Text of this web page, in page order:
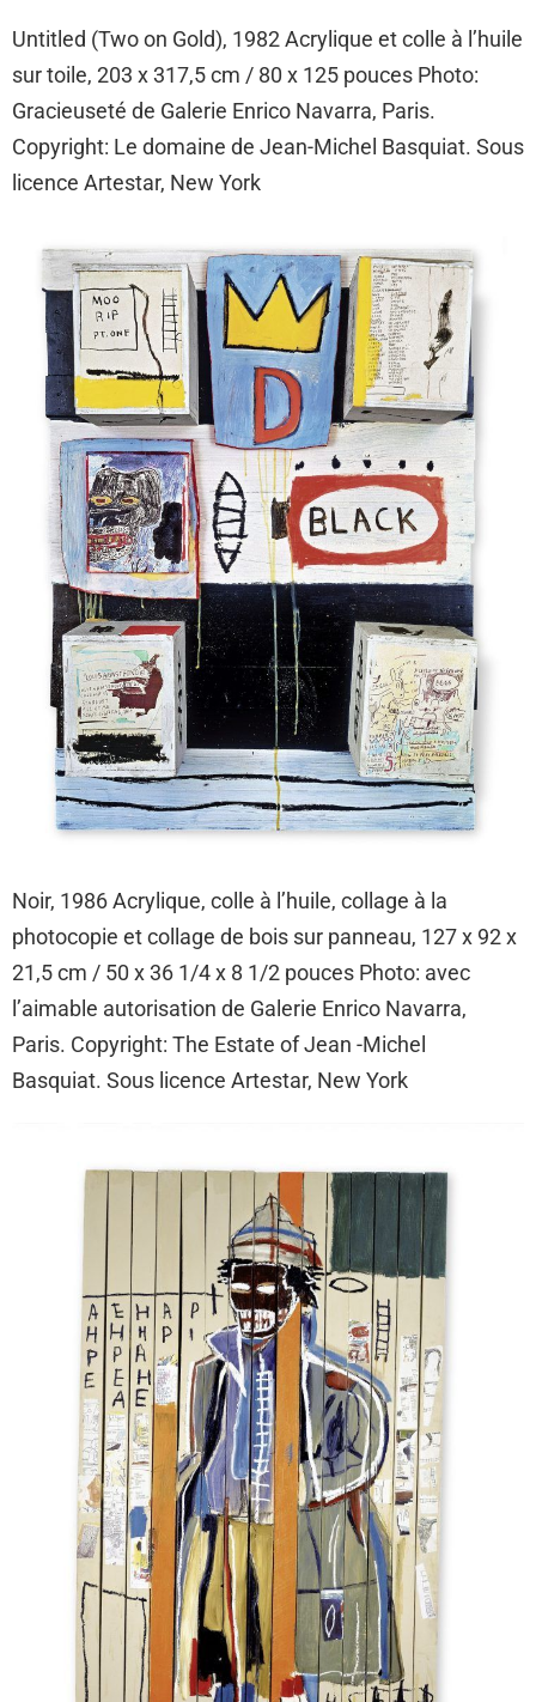
Untitled (Two on Gold), 1982 Acrylique et colle à l’huile
sur toile, 203 x 317,5 cm / 80 x 125 pouces Photo:
Gracieuseté de Galerie Enrico Navarra, Paris.
Copyright: Le domaine de Jean-Michel Basquiat. Sous
licence Artestar, New York
Noir, 1986 Acrylique, colle à l’huile, collage à la
photocopie et collage de bois sur panneau, 127 x 92 x
21,5 cm / 50 x 36 1/4 x 8 1/2 pouces Photo: avec
l’aimable autorisation de Galerie Enrico Navarra,
Paris. Copyright: The Estate of Jean -Michel
Basquiat. Sous licence Artestar, New York